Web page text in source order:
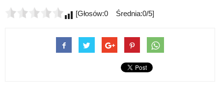
[Głosów:0 Średnia:0/5]